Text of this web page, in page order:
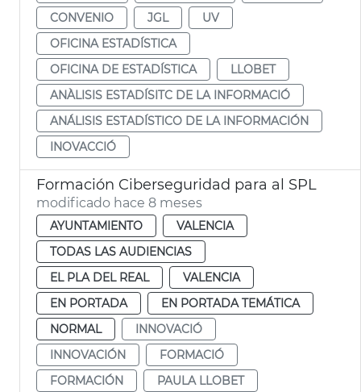
CONVENIO
JGL
UV
OFICINA ESTADÍSTICA
OFICINA DE ESTADÍSTICA
LLOBET
ANÀLISIS ESTADÍSITC DE LA INFORMACIÓ
ANÁLISIS ESTADÍSTICO DE LA INFORMACIÓN
INOVACCIÓ
Formación Ciberseguridad para al SPL
modificado hace 8 meses
AYUNTAMIENTO
VALENCIA
TODAS LAS AUDIENCIAS
EL PLA DEL REAL
VALENCIA
EN PORTADA
EN PORTADA TEMÁTICA
NORMAL
INNOVACIÓ
INNOVACIÓN
FORMACIÓ
FORMACIÓN
PAULA LLOBET